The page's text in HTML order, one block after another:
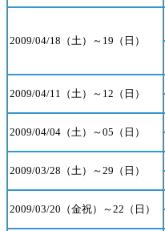
2009/04/18（土）～19（日）
2009/04/11（土）～12（日）
2009/04/04（土）～05（日）
2009/03/28（土）～29（日）
2009/03/20（金祝）～22（日）